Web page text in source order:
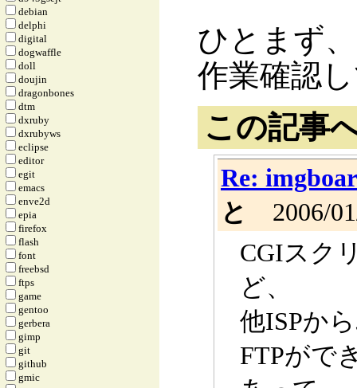
ひとまず
作業確認
この記事
Re:
と
2006/
CGIスク
ど、
他ISPか
FTPがで
debian
delphi
digital
dogwaffle
doll
doujin
dragonbones
dtm
dxruby
dxrubyws
eclipse
editor
egit
emacs
enve2d
epia
firefox
flash
font
freebsd
ftps
game
gentoo
gerbera
gimp
git
github
gmic